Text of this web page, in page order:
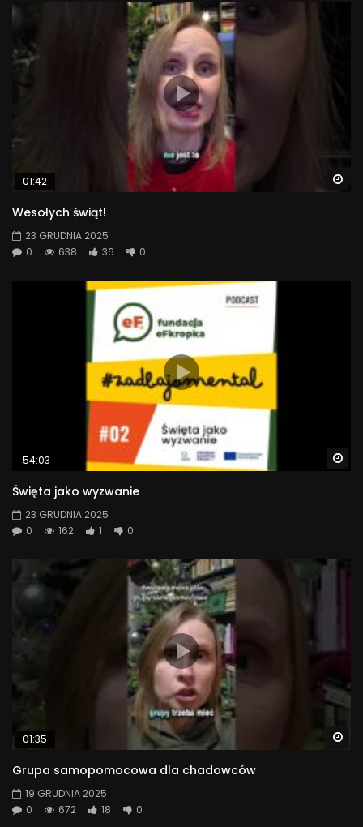
01:42
Wesołych świąt!
23 GRUDNIA 2025
0
638 36 0
54:03
Święta jako wyzwanie
23 GRUDNIA 2025
0
162 1 0
01:35
Grupa samopomocowa dla chadowców
19 GRUDNIA 2025
0
672 18 0